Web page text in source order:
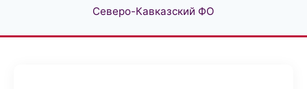
Северо-Кавказский ФО